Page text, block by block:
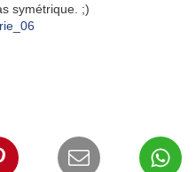
symétrique. ;)